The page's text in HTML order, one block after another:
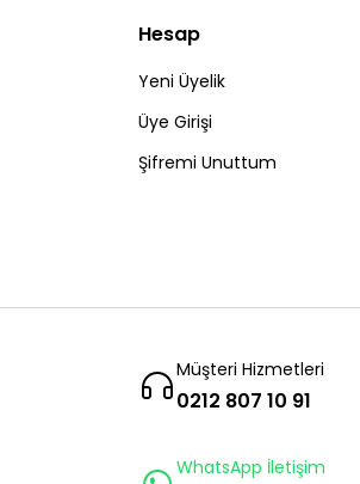
Hesap
Yeni Üyelik
Üye Girişi
Şifremi Unuttum
Müşteri Hizmetleri
0212 807 10 91
WhatsApp İletişim